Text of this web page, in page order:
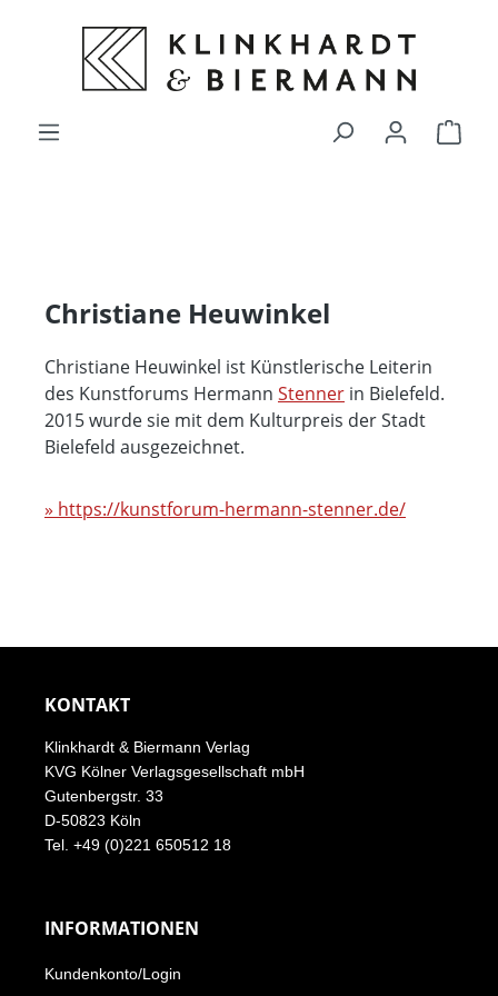
springen
Christiane Heuwinkel
Christiane Heuwinkel ist Künstlerische Leiterin
des Kunstforums Hermann Stenner in Bielefeld.
2015 wurde sie mit dem Kulturpreis der Stadt
Bielefeld ausgezeichnet.
» https://kunstforum-hermann-stenner.de/
KONTAKT
Klinkhardt & Biermann Verlag
KVG Kölner Verlagsgesellschaft mbH
Gutenbergstr. 33
D-50823 Köln
Tel. +49 (0)221 650512 18
INFORMATIONEN
Kundenkonto/Login